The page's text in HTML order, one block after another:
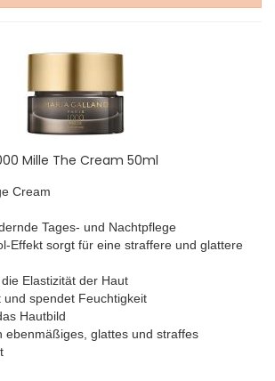
Mille The Cream 50ml
Cream
Tages- und Nachtpflege
Effekt sorgt für eine straffere und glattere
Elastizität der Haut
und spendet Feuchtigkeit
Hautbild
ebenmäßiges, glattes und straffes